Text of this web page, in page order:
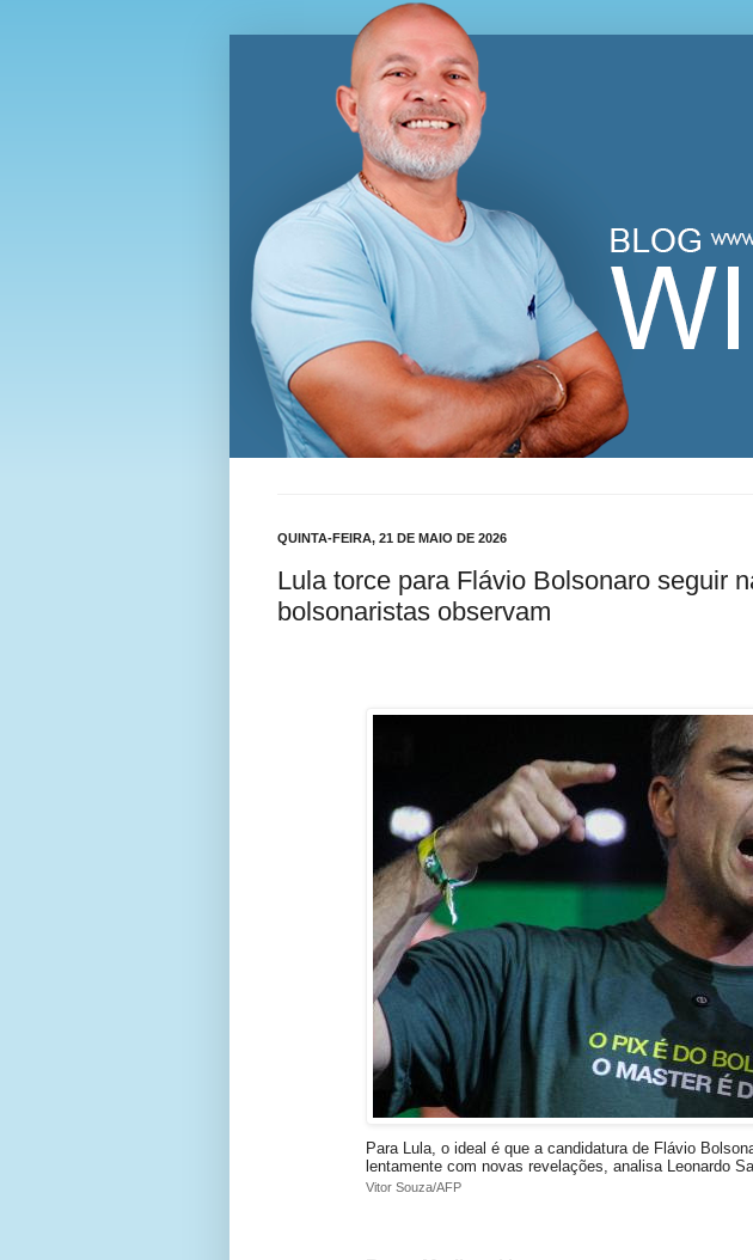
Blog Wilton
QUINTA-FEIRA, 21 DE MAIO DE 2026
Lula torce para Flávio Bolsonaro seguir
bolsonaristas observam
Para Lula, o ideal é que a candidatura de Flávio
lentamente com novas revelações, analisa Leonardo
Vitor Souza/AFP